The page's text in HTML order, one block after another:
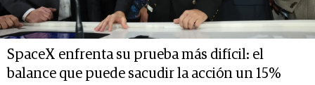
SpaceX enfrenta su prueba más difícil: el
balance que puede sacudir la acción un 15%